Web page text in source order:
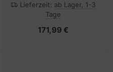
Lieferzeit: ab Lager, 1-3
Tage
171,99 €